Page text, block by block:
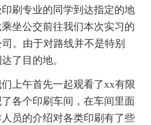
刷专业的同学到达指定的地
坐公交前往我们本次实习的
。由于对路线并不是特别
了目的地。
午首先一起观看了xx有限
各个印刷车间，在车间里面
员的介绍对各类印刷有了些